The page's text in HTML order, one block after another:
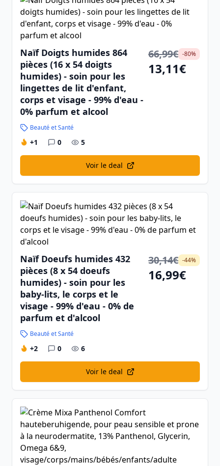
Naïf Doigts humides 864
pièces (16 x 54 doigts
humides) - soin pour les
lingettes de lit d'enfant,
corps et visage - 99% d'eau -
0% parfum et alcool
Beauté et Santé
66,99€ -80%
13,11€
+1 0 5
Voir le deal
Naïf Doeufs humides 432
pièces (8 x 54 doeufs
humides) - soin pour les
baby-lits, le corps et le
visage - 99% d'eau - 0% de
parfum et d'alcool
Beauté et Santé
30,14€ -44%
16,99€
+2 0 6
Voir le deal